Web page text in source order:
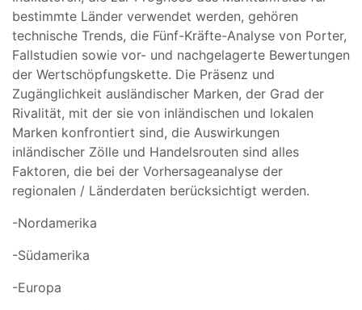
bestimmte Länder verwendet werden, gehören
technische Trends, die Fünf-Kräfte-Analyse von Porter,
Fallstudien sowie vor- und nachgelagerte Bewertungen
der Wertschöpfungskette. Die Präsenz und
Zugänglichkeit ausländischer Marken, der Grad der
Rivalität, mit der sie von inländischen und lokalen
Marken konfrontiert sind, die Auswirkungen
inländischer Zölle und Handelsrouten sind alles
Faktoren, die bei der Vorhersageanalyse der
regionalen / Länderdaten berücksichtigt werden.
-Nordamerika
-Südamerika
-Europa